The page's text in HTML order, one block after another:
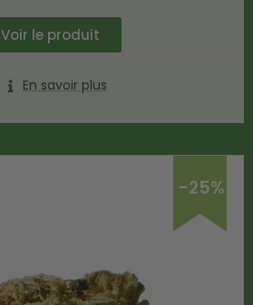
Voir le produit
En savoir plus
-25%